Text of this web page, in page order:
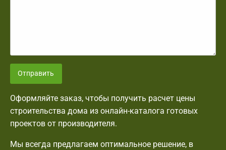
Отправить
Оформляйте заказ, чтобы получить расчет цены
строительства дома из онлайн-каталога готовых
проектов от производителя.
Мы всегда предлагаем оптимальное решение, в